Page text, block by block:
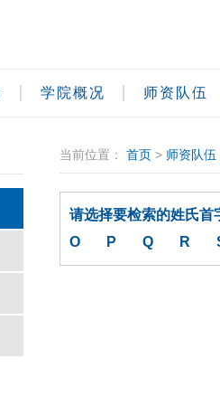
学院概况 师资队伍
当前位置： 首页 > 师资队伍
请选择要检索的姓氏首
O
P Q R